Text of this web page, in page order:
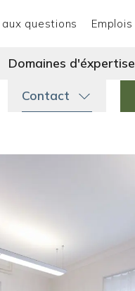
Domaines d'éxpertise
Contact
aux questions Emplois